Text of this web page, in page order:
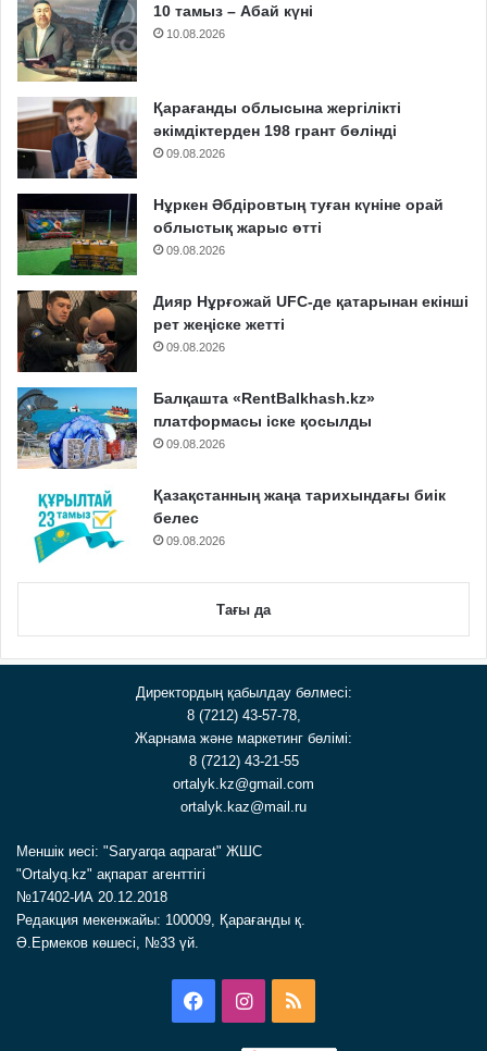
10 тамыз – Абай күні
10.08.2026
Қарағанды облысына жергілікті
әкімдіктерден 198 грант бөлінді
09.08.2026
Нұркен Әбдіровтың туған күніне орай
облыстық жарыс өтті
09.08.2026
Дияр Нұрғожай UFC-де қатарынан екінші
рет жеңіске жетті
09.08.2026
Балқашта «RentBalkhash.kz»
платформасы іске қосылды
09.08.2026
Қазақстанның жаңа тарихындағы биік
белес
09.08.2026
Тағы да
Директордың қабылдау бөлмесі:
8 (7212) 43-57-78,
Жарнама және маркетинг бөлімі:
8 (7212) 43-21-55
ortalyk.kz@gmail.com
ortalyk.kaz@mail.ru
Меншік иесі: "Saryarqa aqparat" ЖШС
"Ortalyq.kz" ақпарат агенттігі
№17402-ИА 20.12.2018
Редакция мекенжайы: 100009, Қарағанды қ.
Ә.Ермеков көшесі, №33 үй.
FacebookInstagram